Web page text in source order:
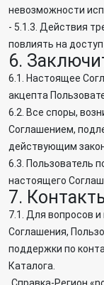
невозможности
- 5.1.3. Действия
повлиять на доступ
6.
6.1. Настоящее
акцепта
6.2. Все споры,
Соглашением,
действующим
6.3. Пользователь
настоящего
7.
7.1. Для вопросов
Соглашения,
поддержки по
Каталога.